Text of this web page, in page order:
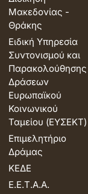
Μακεδονίας -
Θράκης
Ειδική Υπηρεσία
Συντονισμού και
Παρακολούθησης
Δράσεων
Ευρωπαϊκού
Κοινωνικού
Ταμείου (ΕΥΣΕΚΤ)
Επιμελητήριο
Δράμας
ΚΕΔΕ
Ε.Ε.Τ.Α.Α.